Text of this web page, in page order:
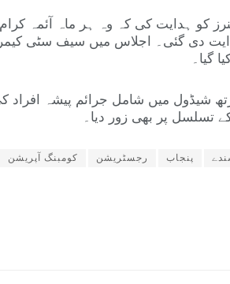
کو ہدایت کی کہ وہ ہر ماہ آئمہ
دی گئی۔ اجلاس میں سیف سٹی کیمروں
گیا۔
شیڈول میں شامل جرائم پیشہ
تسلسل پر بھی زور دیا۔
پنجاب رجسٹریشن کومبنگ آپریشن